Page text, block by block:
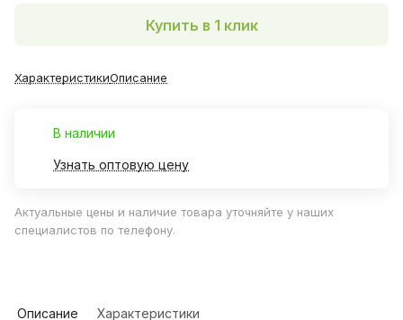
Купить в 1 клик
ХарактеристикиОписание
В наличии
Узнать оптовую цену
Актуальные цены и наличие товара уточняйте у наших
специалистов по телефону.
Описание Характеристики